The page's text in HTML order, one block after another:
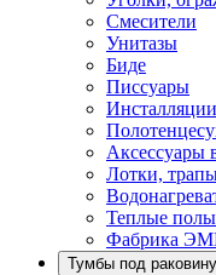
Смесители
Унитазы
Биде
Писсуары
Инсталляции
Аксессуары
Лотки,
Теплые полы
Фабрика
Тумбы под раковину